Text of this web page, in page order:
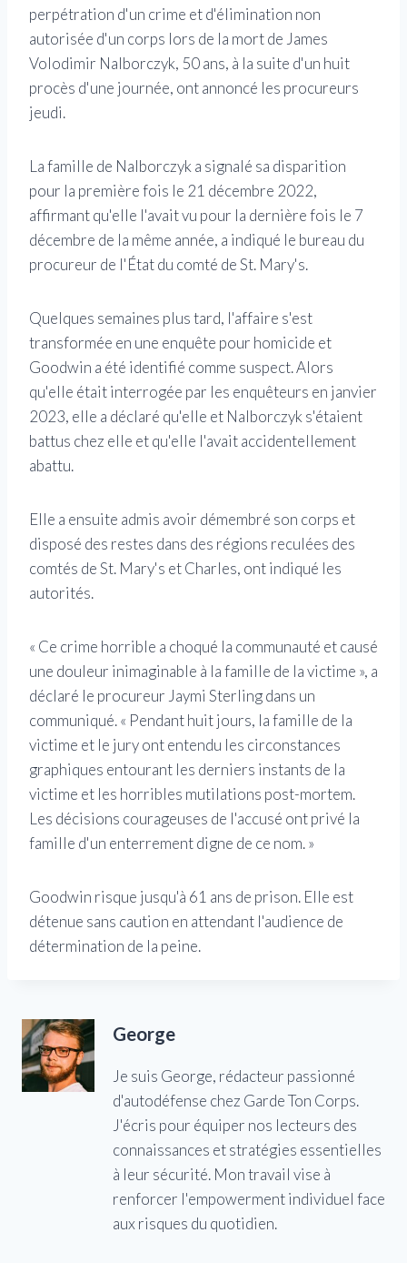
perpétration d'un crime et d'élimination non
autorisée d'un corps lors de la mort de James
Volodimir Nalborczyk, 50 ans, à la suite d'un huit
procès d'une journée, ont annoncé les procureurs
jeudi.
La famille de Nalborczyk a signalé sa disparition
pour la première fois le 21 décembre 2022,
affirmant qu'elle l'avait vu pour la dernière fois le 7
décembre de la même année, a indiqué le bureau du
procureur de l'État du comté de St. Mary's.
Quelques semaines plus tard, l'affaire s'est
transformée en une enquête pour homicide et
Goodwin a été identifié comme suspect. Alors
qu'elle était interrogée par les enquêteurs en janvier
2023, elle a déclaré qu'elle et Nalborczyk s'étaient
battus chez elle et qu'elle l'avait accidentellement
abattu.
Elle a ensuite admis avoir démembré son corps et
disposé des restes dans des régions reculées des
comtés de St. Mary's et Charles, ont indiqué les
autorités.
« Ce crime horrible a choqué la communauté et causé
une douleur inimaginable à la famille de la victime », a
déclaré le procureur Jaymi Sterling dans un
communiqué. « Pendant huit jours, la famille de la
victime et le jury ont entendu les circonstances
graphiques entourant les derniers instants de la
victime et les horribles mutilations post-mortem.
Les décisions courageuses de l'accusé ont privé la
famille d'un enterrement digne de ce nom. »
Goodwin risque jusqu'à 61 ans de prison. Elle est
détenue sans caution en attendant l'audience de
détermination de la peine.
George
Je suis George, rédacteur passionné
d'autodéfense chez Garde Ton Corps.
J'écris pour équiper nos lecteurs des
connaissances et stratégies essentielles
à leur sécurité. Mon travail vise à
renforcer l'empowerment individuel face
aux risques du quotidien.